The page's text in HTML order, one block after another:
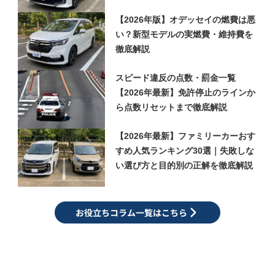
【2026年版】オデッセイの燃費は悪
い？新型モデルの実燃費・維持費を
徹底解説
スピード違反の点数・罰金一覧
【2026年最新】免許停止のラインか
ら点数リセットまで徹底解説
【2026年最新】ファミリーカーおす
すめ人気ランキング30選｜失敗しな
い選び方と目的別の正解を徹底解説
お役立ちコラム一覧はこちら